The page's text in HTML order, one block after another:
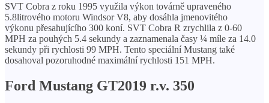
SVT Cobra z roku 1995 využila výkon továrně upraveného
5.8litrového motoru Windsor V8, aby dosáhla jmenovitého
výkonu přesahujícího 300 koní. SVT Cobra R zrychlila z 0-60
MPH za pouhých 5.4 sekundy a zaznamenala časy ¼ míle za 14.0
sekundy při rychlosti 99 MPH. Tento speciální Mustang také
dosahoval pozoruhodné maximální rychlosti 151 MPH.
Ford Mustang GT2019 r.v. 350